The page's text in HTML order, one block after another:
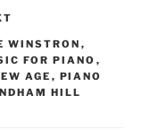
WINSTRON ,
FOR PIANO ,
AGE , PIANO
HILL